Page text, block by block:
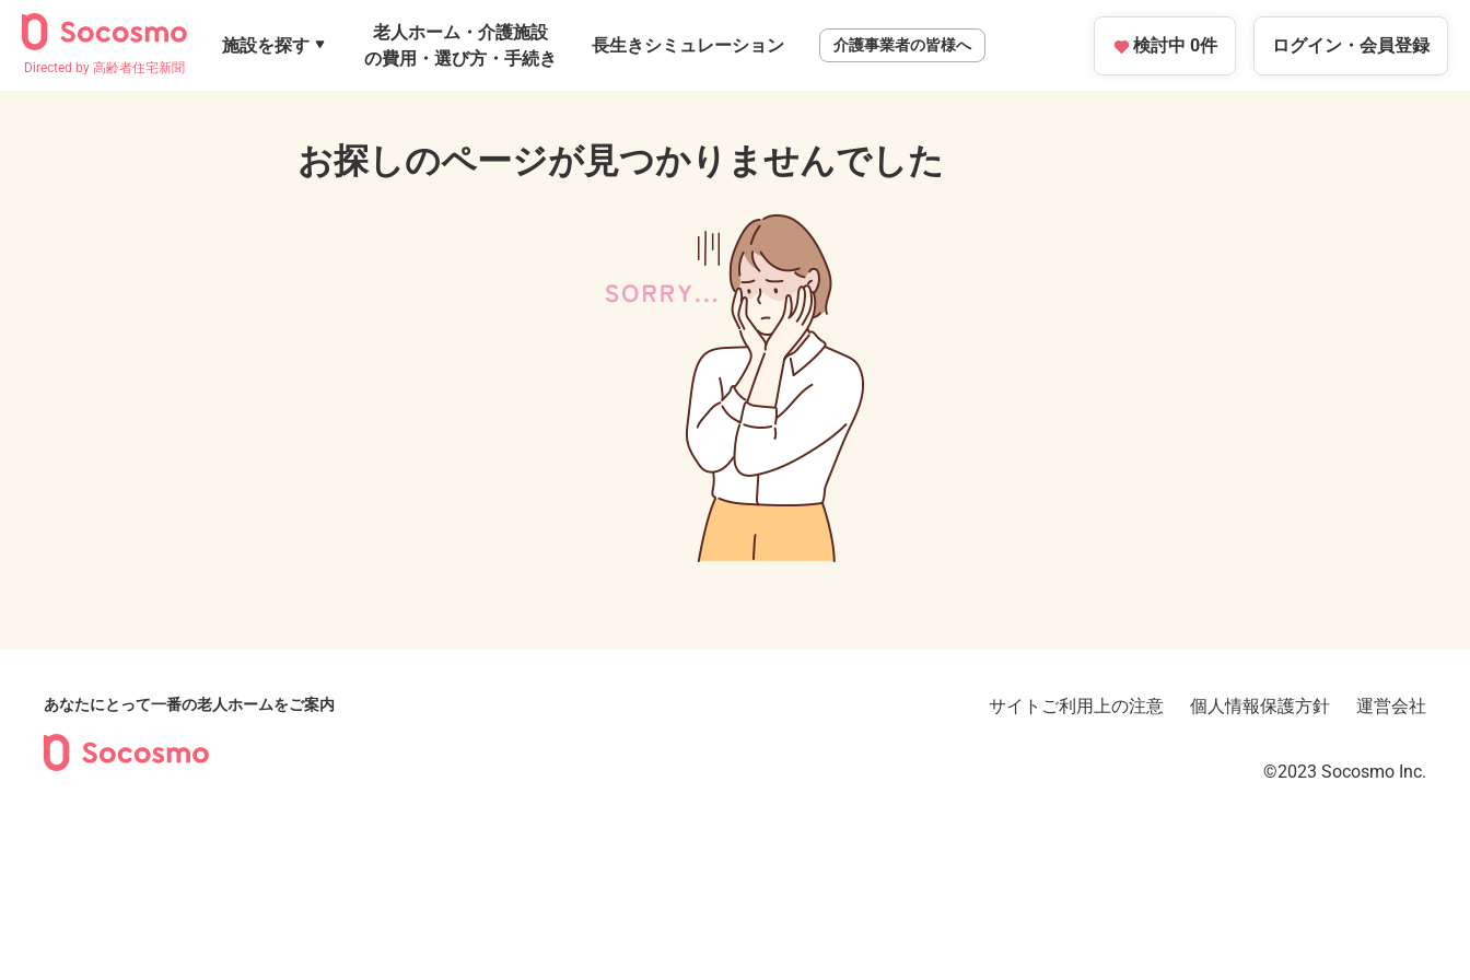
Directed by 高齢者住宅新聞
施設を探す
老人ホーム・介護施設
の費用・選び方・手続き
長生きシミュレーション 介護事業者の皆様へ 検討中 0件 ログイン・ 会員登録
お探しのページが見つかりませんでした
あなたにとって一番の老人ホームをご案内 サイトご利用上の注意 個人情報保護方針 運営会社
©2023︎ Socosmo Inc.